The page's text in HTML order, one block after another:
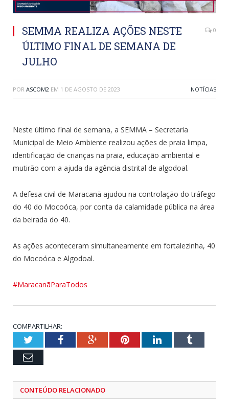
SEMMA REALIZA AÇÕES NESTE
ÚLTIMO FINAL DE SEMANA DE
JULHO
0
POR ASCOM2 EM 1 DE AGOSTO DE 2023 NOTÍCIAS
Neste último final de semana, a SEMMA – Secretaria
Municipal de Meio Ambiente realizou ações de praia limpa,
identificação de crianças na praia, educação ambiental e
mutirão com a ajuda da agência distrital de algodoal.
A defesa civil de Maracanã ajudou na controlação do tráfego
do 40 do Mocoóca, por conta da calamidade pública na área
da beirada do 40.
As ações aconteceram simultaneamente em fortalezinha, 40
do Mocoóca e Algodoal.
#MaracanãParaTodos
COMPARTILHAR:
TwitterFacebookGoogle+PinterestLinkedInTumblr
Email
CONTEÚDO RELACIONADO